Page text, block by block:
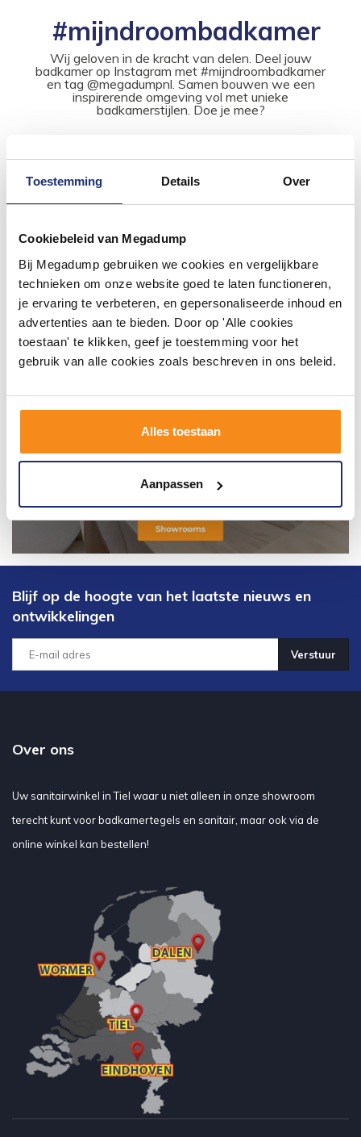
Toestemming Details Over
Cookiebeleid van Megadump
Bij Megadump gebruiken we cookies en vergelijkbare
technieken om onze website goed te laten functioneren,
je ervaring te verbeteren, en gepersonaliseerde inhoud en
advertenties aan te bieden. Door op 'Alle cookies
toestaan' te klikken, geef je toestemming voor het
gebruik van alle cookies zoals beschreven in ons beleid.
Alles toestaan
Aanpassen
#mijndroombadkamer
Wij geloven in de kracht van delen. Deel jouw
badkamer op Instagram met #mijndroombadkamer
en tag @megadumpnl. Samen bouwen we een
inspirerende omgeving vol met unieke
badkamerstijlen. Doe je mee?
Blijf op de hoogte van het laatste nieuws en
ontwikkelingen
Verstuur
Over ons
Uw sanitairwinkel in Tiel waar u niet alleen in onze showroom
terecht kunt voor badkamertegels en sanitair, maar ook via de
online winkel kan bestellen!